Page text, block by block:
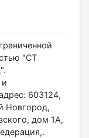
"СТ
603124,
Новгород,
дом 1А,